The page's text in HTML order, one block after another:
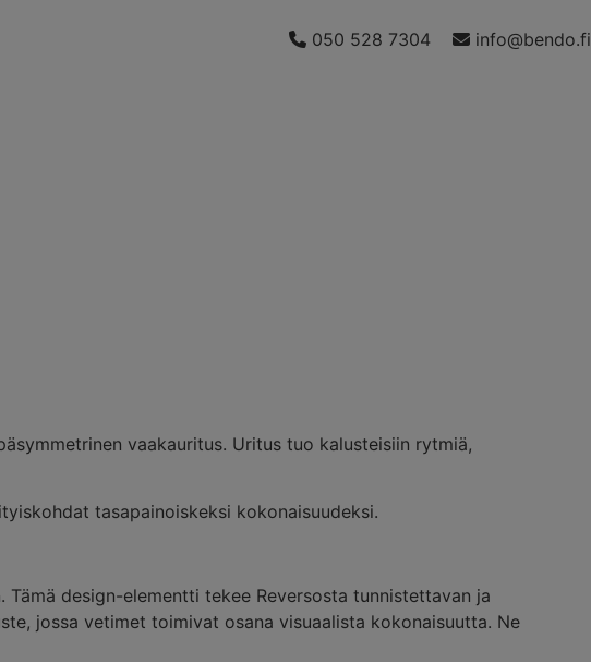
050 528 7304 info@bendo.fi
vaakauritus. Uritus tuo kalusteisiin rytmiä,
tasapainoiskeksi kokonaisuudeksi.
design-elementti tekee Reversosta tunnistettavan ja
jossa vetimet toimivat osana visuaalista kokonaisuutta. Ne